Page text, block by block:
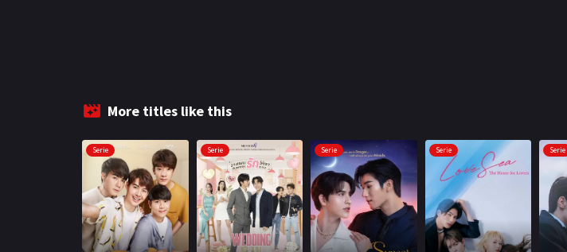
More titles like this
Serie Serie Serie Serie Serie